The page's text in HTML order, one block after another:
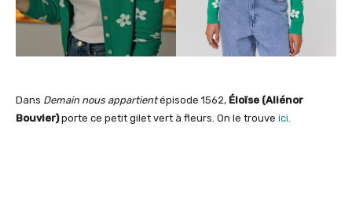
Dans Demain nous appartientépisode 1562, Éloïse (Aliénor
Bouvier)porte ce petit gilet vert à fleurs. On le trouve ici.